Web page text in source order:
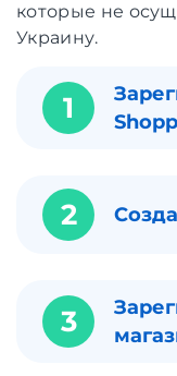
которые не
Украину.
1
2
3